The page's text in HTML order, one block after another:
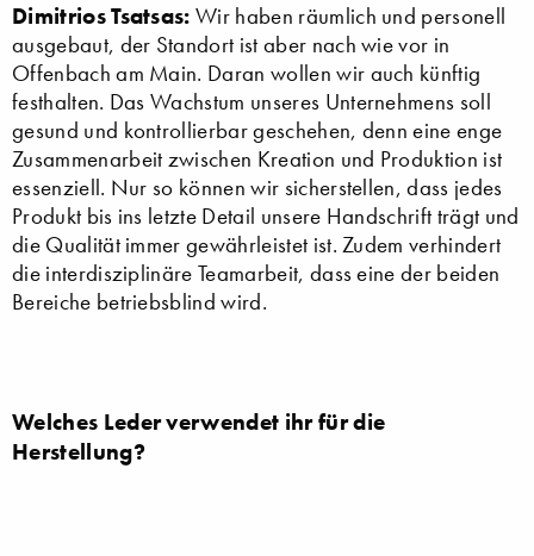
Dimitrios Tsatsas: Wir haben räumlich und personell
ausgebaut, der Standort ist aber nach wie vor in
Offenbach am Main. Daran wollen wir auch künftig
festhalten. Das Wachstum unseres Unternehmens soll
gesund und kontrollierbar geschehen, denn eine enge
Zusammenarbeit zwischen Kreation und Produktion ist
essenziell. Nur so können wir sicherstellen, dass jedes
Produkt bis ins letzte Detail unsere Handschrift trägt und
die Qualität immer gewährleistet ist. Zudem verhindert
die interdisziplinäre Teamarbeit, dass eine der beiden
Bereiche betriebsblind wird.
Welches Leder verwendet ihr für die
Herstellung?